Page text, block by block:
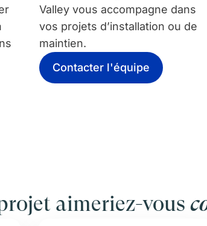
Valley vous accompagne dans
vos projets d’installation ou de
maintien.
Contacter l'équipe
aimeriez-vous